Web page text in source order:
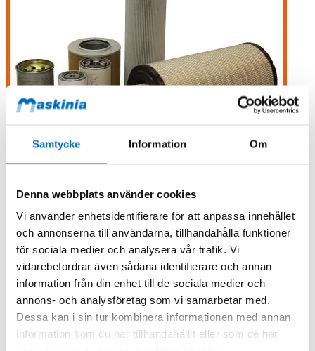
Samtycke Information Om
Denna webbplats använder cookies
Vi använder enhetsidentifierare för att anpassa innehållet
och annonserna till användarna, tillhandahålla funktioner
för sociala medier och analysera vår trafik. Vi
vidarebefordrar även sådana identifierare och annan
information från din enhet till de sociala medier och
annons- och analysföretag som vi samarbetar med.
Dessa kan i sin tur kombinera informationen med annan
information som du har tillhandahållit eller som de har